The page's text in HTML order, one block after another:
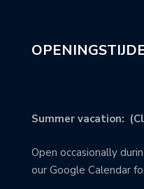
Summer vacation:
Open occasionally
our Google Calendar